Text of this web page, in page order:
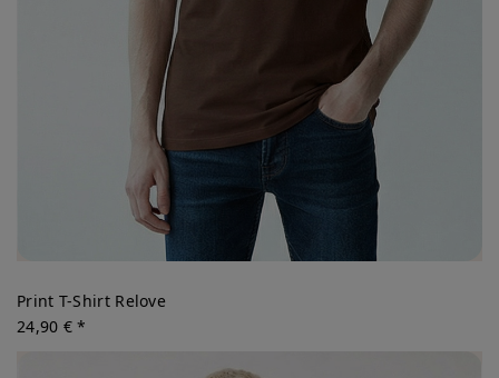
Print T-Shirt Relove
24,90 € *